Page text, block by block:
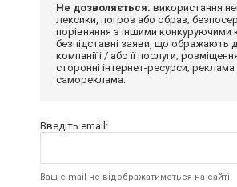
Не дозволяється: використання
лексики, погроз або образ;
порівняння з іншими конкуруючими
безпідставні заяви, що ображають
компанії і / або її послуги;
сторонні інтернет-ресурси; реклама
самореклама.
Введіть email:
Ваш e-mail не відображатиметься на сайті